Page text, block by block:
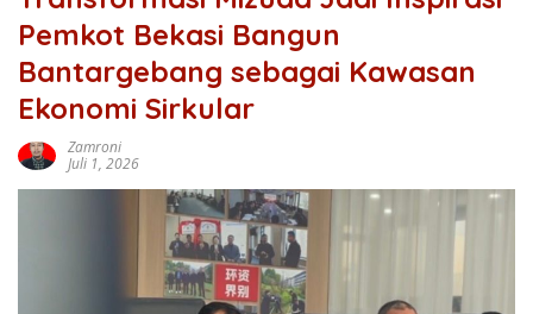
Pemkot Bekasi Bangun
Bantargebang sebagai Kawasan
Ekonomi Sirkular
Zamroni
Juli 1, 2026